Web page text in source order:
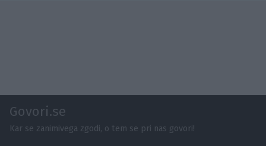
Govori.se
Kar se zanimivega zgodi, o tem se pri nas govori!